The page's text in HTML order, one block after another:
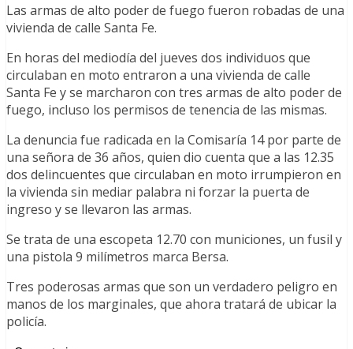
Las armas de alto poder de fuego fueron robadas de una
vivienda de calle Santa Fe.
En horas del mediodía del jueves dos individuos que
circulaban en moto entraron a una vivienda de calle
Santa Fe y se marcharon con tres armas de alto poder de
fuego, incluso los permisos de tenencia de las mismas.
La denuncia fue radicada en la Comisaría 14 por parte de
una señora de 36 años, quien dio cuenta que a las 12.35
dos delincuentes que circulaban en moto irrumpieron en
la vivienda sin mediar palabra ni forzar la puerta de
ingreso y se llevaron las armas.
Se trata de una escopeta 12.70 con municiones, un fusil y
una pistola 9 milímetros marca Bersa.
Tres poderosas armas que son un verdadero peligro en
manos de los marginales, que ahora tratará de ubicar la
policía.